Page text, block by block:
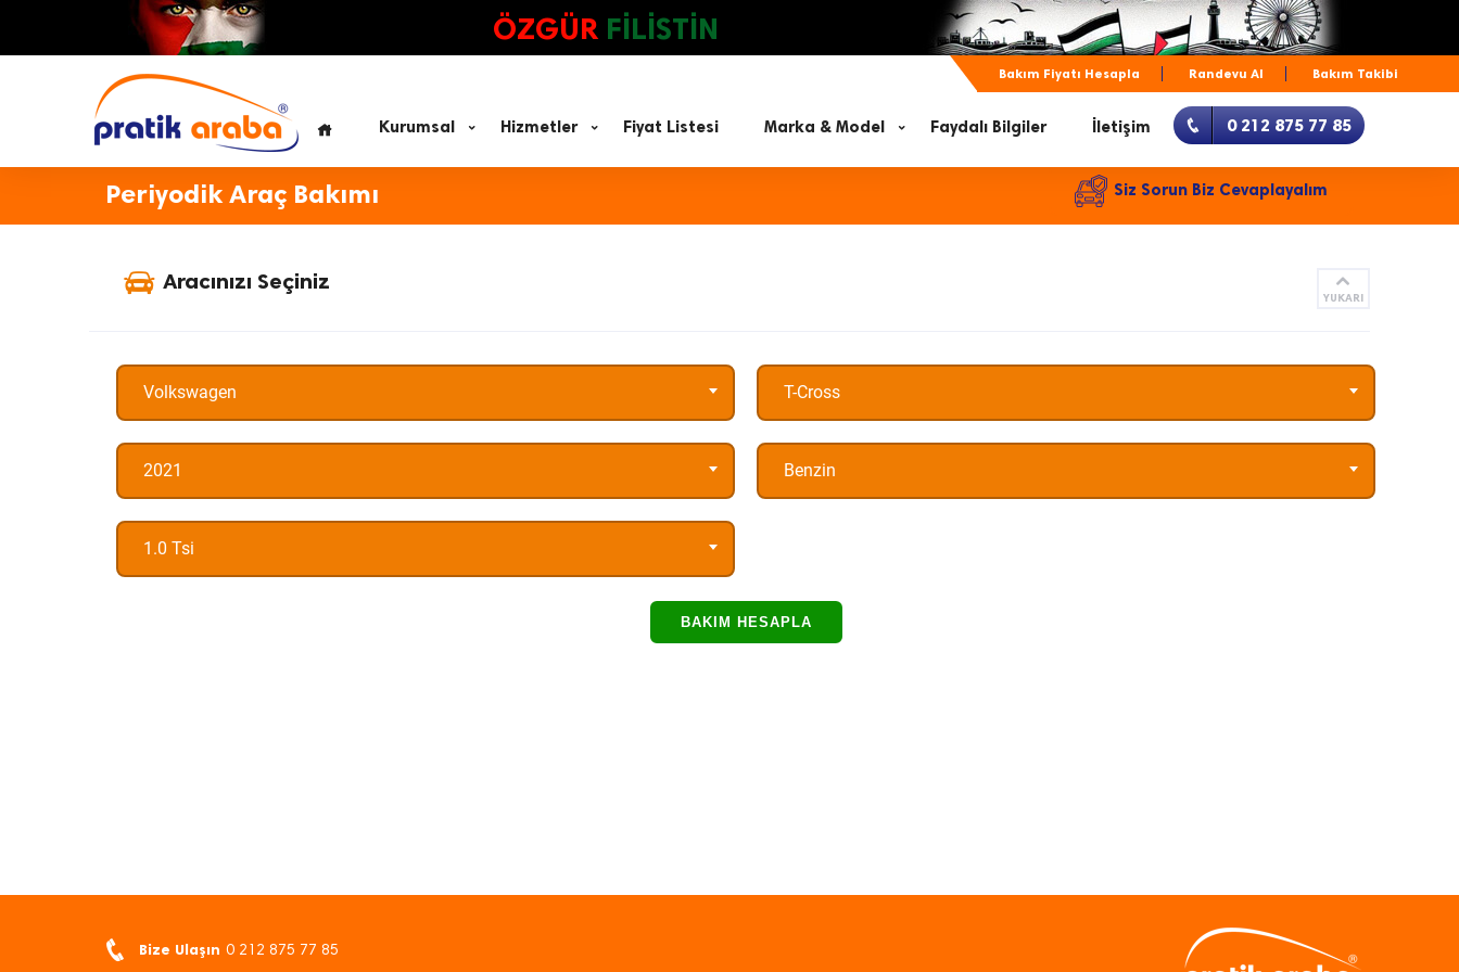
ÖZGÜR FİLİSTİN
Bakım Fiyatı Hesapla Randevu Al Bakım Takibi
Kurumsal Hizmetler Fiyat Listesi Marka & Model Faydalı Bilgiler İletişim 0 212 875 77 85
Periyodik Araç Bakımı Siz Sorun Biz Cevaplayalım
Aracınızı Seçiniz
YUKARI
Volkswagen T-Cross
2021 Benzin
1.0 Tsi
BAKIM HESAPLA
Bize Ulaşın 0 212 875 77 85